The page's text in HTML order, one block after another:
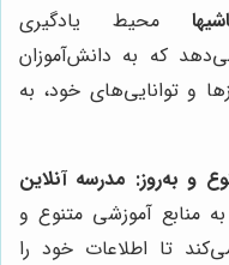
محیط یادگیری
که به دانش‌آموزان
و توانایی‌های خود، به
و به‌روز: مدرسه آنلاین
منابع آموزشی متنوع و
تا اطلاعات خود را